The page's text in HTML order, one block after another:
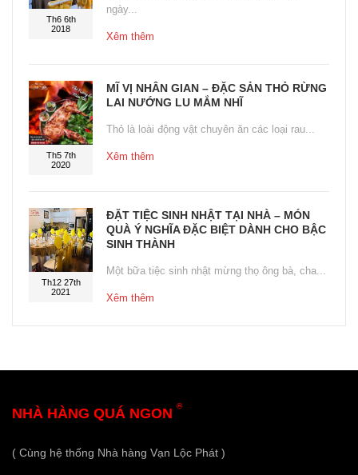
Th6 6th
2018
ngày...
Xêm thêm
Th5 7th
2020
MĨ VỊ NHÂN GIAN – ĐẶC SẢN THỎ RỪNG
LAI NƯỚNG LU MẮM NHĨ
Thỏ là loài động vật chuyên ăn các loại rau...
Xêm thêm
Th12 27th
2021
ĐẶT TIỆC SINH NHẬT TẠI NHÀ – MÓN
QUÀ Ý NGHĨA ĐẶC BIỆT DÀNH CHO BẬC
SINH THÀNH
Một bữa tiệc sinh nhật mừng thọ ông bà, cha...
Xêm thêm
NHÀ HÀNG QUÁ NGON ®
( Cùng hệ thống Nhà hàng Vạn Lộc Phát )